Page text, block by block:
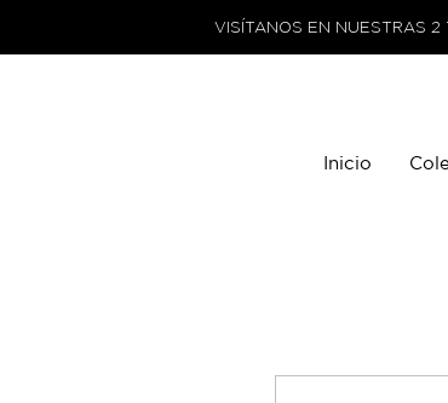
VISÍTANOS EN NUESTRAS
Inicio